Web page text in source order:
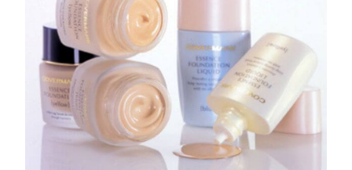
月分割して給与として受取る」か「年2回（4
月・10月）一括して受取る」かを選択できま
す。
※上記表示の給与額は「基本賞与を毎月分割で
受取る」方法を選択した場合の給与金額です。